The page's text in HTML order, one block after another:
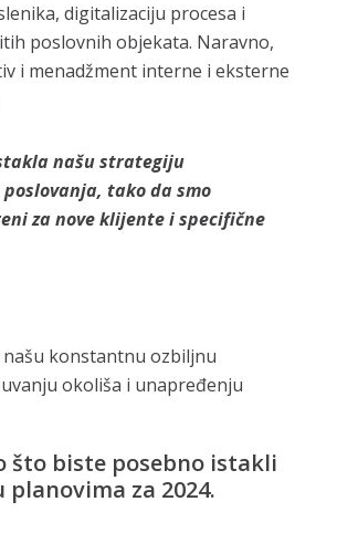
digitalizaciju procesa i
poslovnih objekata. Naravno,
i menadžment interne i eksterne
našu strategiju
tako da smo
za nove klijente i specifične
našu konstantnu ozbiljnu
okoliša i unapređenju
što biste posebno istakli
za 2024.